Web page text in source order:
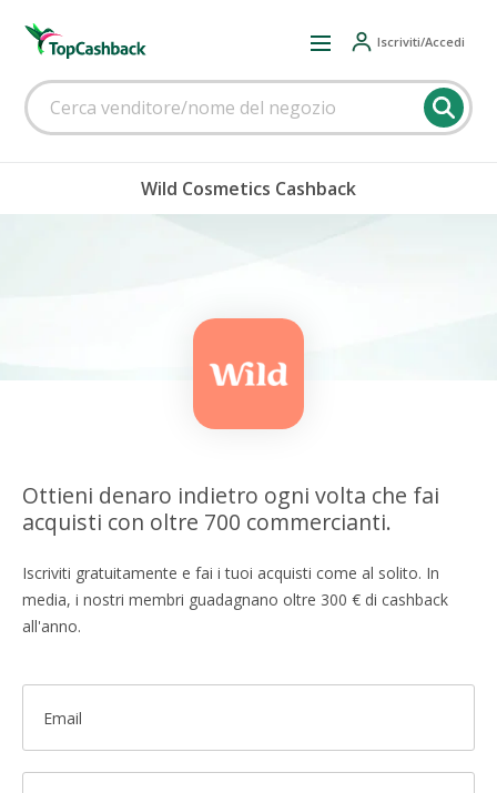
Iscriviti/Accedi
Wild Cosmetics Cashback
Ottieni denaro indietro ogni volta che fai
acquisti con oltre 700 commercianti.
Iscriviti gratuitamente e fai i tuoi acquisti come al solito. In
media, i nostri membri guadagnano oltre 300 € di cashback
all'anno.
Email